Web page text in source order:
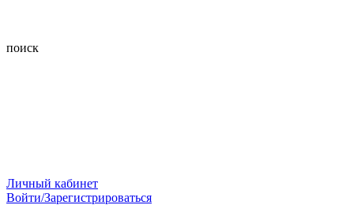
поиск
Личный кабинет
Войти/Зарегистрироваться